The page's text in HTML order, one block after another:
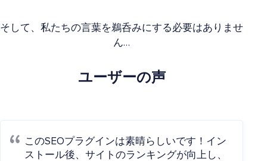
そして、私たちの言葉を鵜呑みにする必要はありませ
ん…
ユーザーの声
このSEOプラグインは素晴らしいです！イン
ストール後、サイトのランキングが向上し、